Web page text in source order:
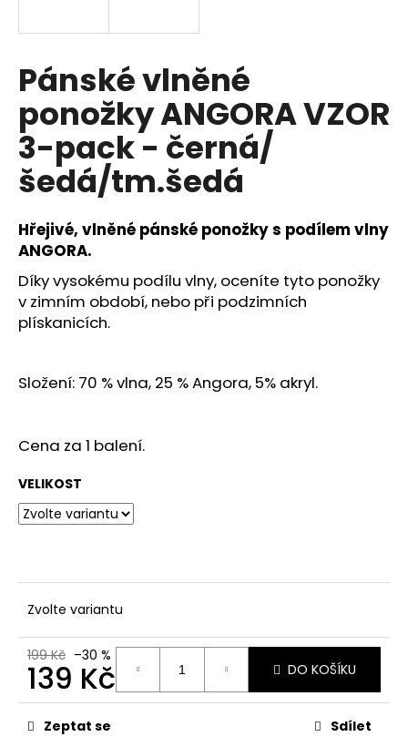
Pánské vlněné
ponožky ANGORA VZOR
3-pack - černá/
šedá/tm.šedá
Hřejivé, vlněné pánské ponožky s podílem vlny
ANGORA.
Díky vysokému podílu vlny, oceníte tyto ponožky
v zimním období, nebo při podzimních
plískanicích.
Složení: 70 % vlna, 25 % Angora, 5% akryl.
Cena za 1 balení.
VELIKOST
Zvolte variantu
199 Kč –30 %
139 Kč
Měrná
cena:
DO KOŠÍKU
Zeptat se Sdílet
í
t
?
D
o
p
u
j
m
e